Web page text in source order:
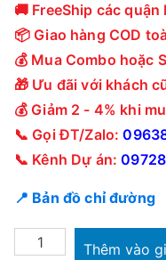
🚚 FreeShip các quận
📦 Giao hàng COD
💰 Mua Combo hoặc
🎁 Ưu đãi với khách
💰 Giảm 2 - 4% khi
📞 Gọi ĐT/Zalo:
📞 Kênh Dự án:
📍 Bản đồ chỉ đường
Máy
Thêm vào